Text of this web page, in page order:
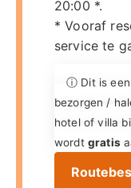
20:00 *.
* Vooraf
service te
ⓘ Dit is een
bezorgen /
hotel of villa
wordt gratis